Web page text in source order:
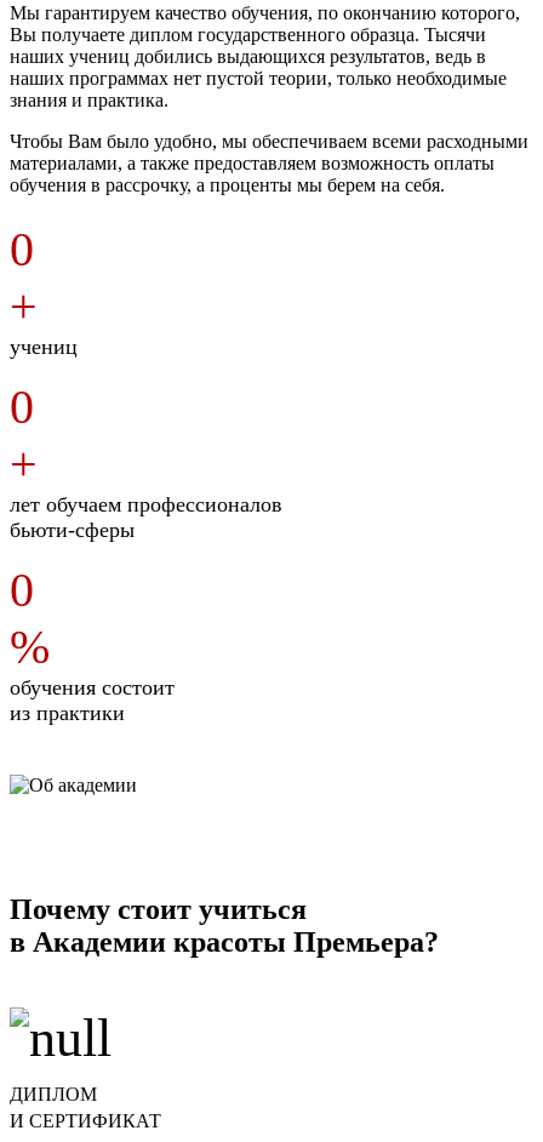
Мы гарантируем качество обучения, по окончанию которого,
Вы получаете диплом государственного образца. Тысячи
наших учениц добились выдающихся результатов, ведь в
наших программах нет пустой теории, только необходимые
знания и практика.
Чтобы Вам было удобно, мы обеспечиваем всеми расходными
материалами, а также предоставляем возможность оплаты
обучения в рассрочку, а проценты мы берем на себя.
0
+
учениц
0
+
лет обучаем профессионалов
бьюти-сферы
0
%
обучения состоит
из практики
Почему стоит учиться
в Академии красоты Премьера?
ДИПЛОМ
И СЕРТИФИКАТ